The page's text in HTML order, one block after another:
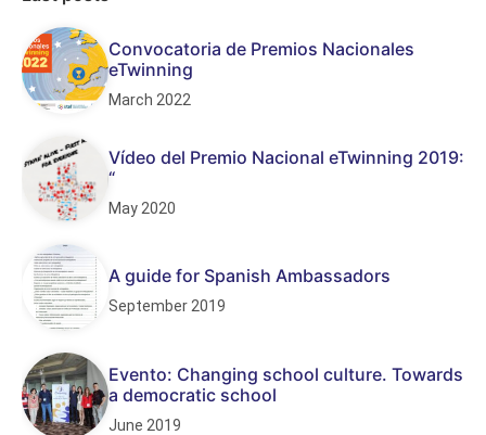
Convocatoria de Premios Nacionales
eTwinning
March 2022
Vídeo del Premio Nacional eTwinning 2019:
“
May 2020
A guide for Spanish Ambassadors
September 2019
Evento: Changing school culture. Towards
a democratic school
June 2019